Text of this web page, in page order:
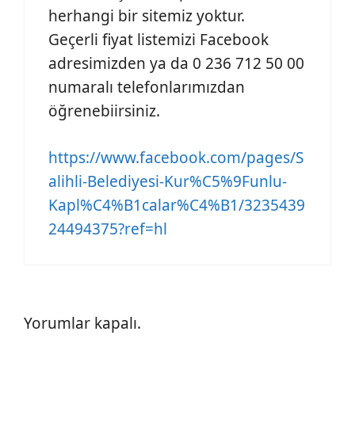
herhangi bir sitemiz yoktur.
Geçerli fiyat listemizi Facebook
adresimizden ya da 0 236 712 50 00
numaralı telefonlarımızdan
öğrenebiirsiniz.
https://www.facebook.com/pages/S
alihli-Belediyesi-Kur%C5%9Funlu-
Kapl%C4%B1calar%C4%B1/3235439
24494375?ref=hl
Yorumlar kapalı.